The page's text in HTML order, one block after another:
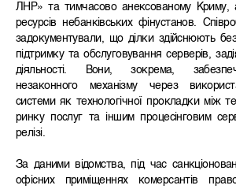
ЛНР» та тимчасово анексованому Криму,
ресурсів небанківських фінустанов.
задокументували, що ділки здійснюють
підтримку та обслуговування серверів,
діяльності. Вони, зокрема,
незаконного механізму через
системи як технологічної прокладки між
ринку послуг та іншим процесінговим
релізі.
За даними відомства, під час
офісних приміщеннях комерсантів